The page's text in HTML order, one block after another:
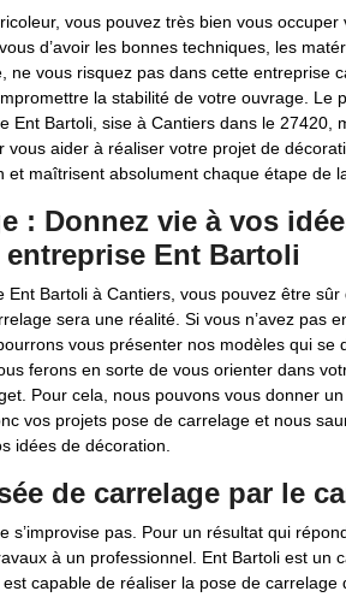
vous pouvez très bien vous
d’avoir les bonnes techniques, les
ne vous risquez pas dans cette entreprise
la stabilité de votre ouvrage. Le
Ent Bartoli, sise à Cantiers dans le 27420,
vous aider à réaliser votre projet de
et maîtrisent absolument chaque étape de
: Donnez vie à vos
Ent Bartoli
Ent Bartoli à Cantiers, vous pouvez être
sera une réalité. Si vous n’avez pas
vous présenter nos modèles qui se
ferons en sorte de vous orienter dans
Pour cela, nous pouvons vous donner
vos projets pose de carrelage et nous
idées de décoration.
de carrelage par le
s’improvise pas. Pour un résultat qui
à un professionnel. Ent Bartoli est un
capable de réaliser la pose de carrelage